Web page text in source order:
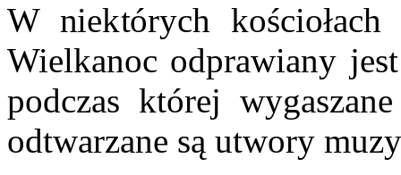
W niektórych
Wielkanoc odprawiany
podczas której
odtwarzane są utwory